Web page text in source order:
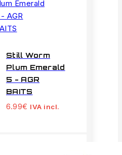
Still Worm
Plum Emerald
5 - AGR
BAITS
6.99€ IVA incl.